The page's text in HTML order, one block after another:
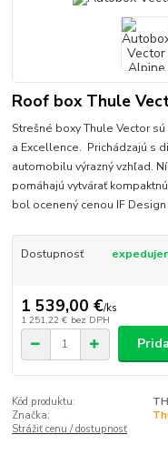
Roof box Thule
Strešné boxy Thule Vector
a Excellence. Prichádzajú s
automobilu výrazný vzhľad.
pomáhajú vytvárať
bol ocenený cenou IF Design
Dostupnosť
1 539,00 €/ks
1 251,22 € bez DPH
Kód produktu:
Značka:
Strážiť cenu / dostupnosť